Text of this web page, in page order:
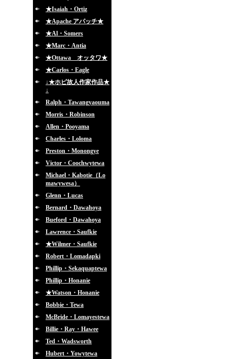
★Isaiah・Ortiz
★Apache アパッチ★
★Al・Somers
★Marc・Antia
★Ottawa オッタワ★
★Carlos・Eagle
↓★ホピ故人作家作品★
↓
Ralph・Tawangyaouma
Morris・Robinson
Allen・Pooyama
Charles・Loloma
Preston・Monongye
Victor・Coochwytewa
Michael・Kabotie（Lo
mawywesa）
Glenn・Lucas
Bernard・Dawahoya
Bueford・Dawahoya
Lawrence・Saufkie
★Wilmer・Saufkie
Robert・Lomadapki
Phillip・Sekaquaptewa
Phillip・Honanie
★Watson・Honanie
Bobbie・Tewa
McBride・Lomayestewa
Billie・Ray・Hawee
Ted・Wadsworth
Hubert・Yowytewa